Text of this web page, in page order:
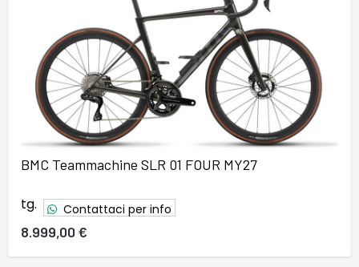
BMC Teammachine SLR 01 FOUR MY27
tg. Contattaci per info
8.999,00 €